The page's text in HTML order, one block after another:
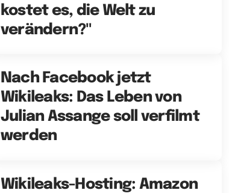
kostet es, die Welt zu
verändern?"
Nach Facebook jetzt
Wikileaks: Das Leben von
Julian Assange soll verfilmt
werden
Wikileaks-Hosting: Amazon